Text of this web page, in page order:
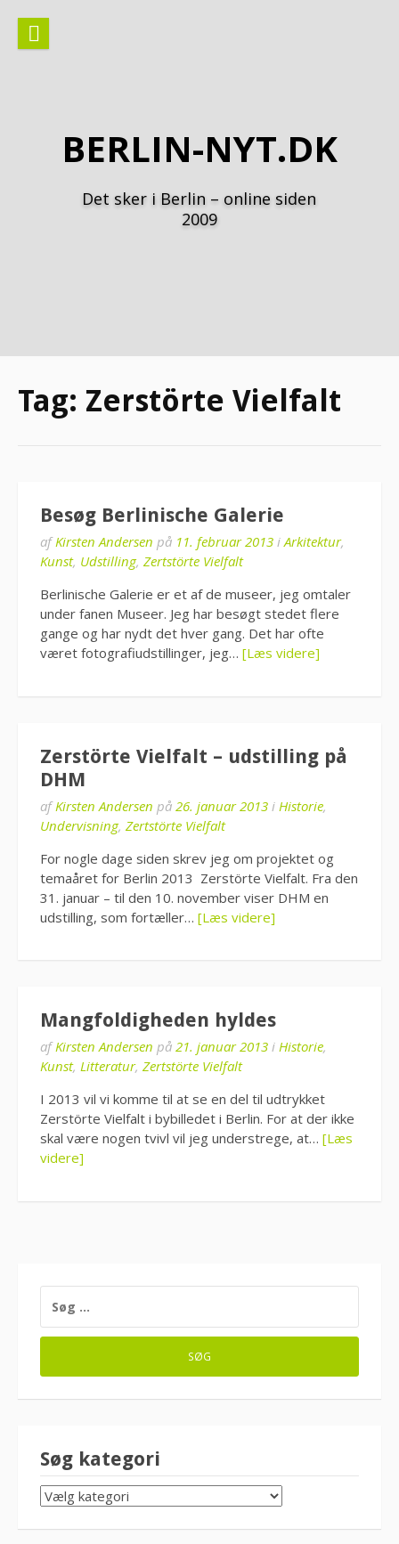
indhold
BERLIN-NYT.DK
Det sker i Berlin – online siden
2009
Tag: Zerstörte Vielfalt
Besøg Berlinische Galerie
afKirsten Andersen på 11. februar 2013 iArkitektur,
Kunst, Udstilling, Zertstörte Vielfalt
Berlinische Galerie er et af de museer, jeg omtaler
under fanen Museer. Jeg har besøgt stedet flere
gange og har nydt det hver gang. Det har ofte
været fotografiudstillinger, jeg… [Læs videre]
Zerstörte Vielfalt – udstilling på
DHM
afKirsten Andersen på 26. januar 2013 i Historie,
Undervisning, Zertstörte Vielfalt
For nogle dage siden skrev jeg om projektet og
temaåret for Berlin 2013 Zerstörte Vielfalt. Fra den
31. januar – til den 10. november viser DHM en
udstilling, som fortæller… [Læs videre]
Mangfoldigheden hyldes
afKirsten Andersen på 21. januar 2013 i Historie,
Kunst, Litteratur, Zertstörte Vielfalt
I 2013 vil vi komme til at se en del til udtrykket
Zerstörte Vielfalt i bybilledet i Berlin. For at der ikke
skal være nogen tvivl vil jeg understrege, at… [Læs
videre]
EFTER:
Søg kategori
SØG
KATEGORI